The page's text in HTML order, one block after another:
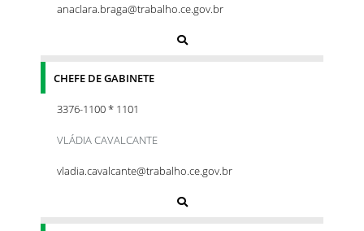
anaclara.braga@trabalho.ce.gov.br
CHEFE DE GABINETE
3376-1100 * 1101
VLÁDIA CAVALCANTE
vladia.cavalcante@trabalho.ce.gov.br